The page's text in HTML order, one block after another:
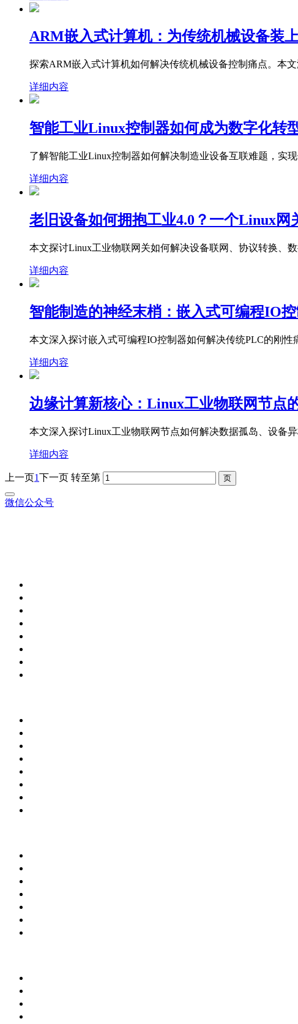
ARM嵌入式计算机：为传统机械设备装
探索ARM嵌入式计算机如何解决传统机械设备控制痛点。本
详细内容
智能工业Linux控制器如何成为数字化转
了解智能工业Linux控制器如何解决制造业设备互联难题，实
详细内容
老旧设备如何拥抱工业4.0？一个Linux网
本文探讨Linux工业物联网关如何解决设备联网、协议转换、
详细内容
智能制造的神经末梢：嵌入式可编程IO
本文深入探讨嵌入式可编程IO控制器如何解决传统PLC的刚
详细内容
边缘计算新核心：Linux工业物联网节点
本文深入探讨Linux工业物联网节点如何解决数据孤岛、设备
详细内容
上一页1下一页 转至第
微信公众号